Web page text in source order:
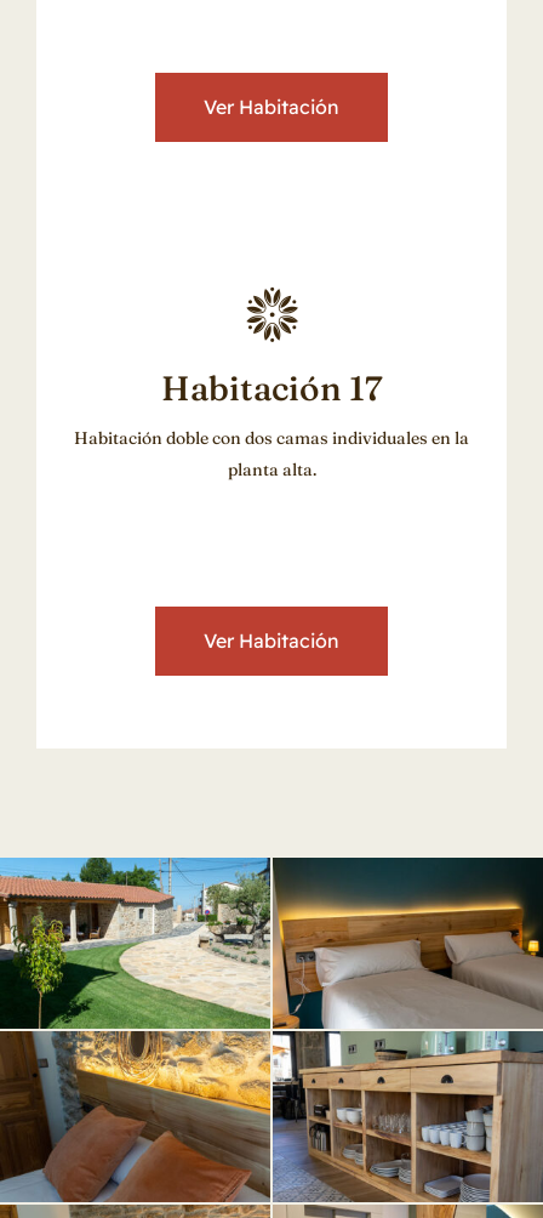
Ver Habitación
Habitación 17
Habitación doble con dos camas individuales en la
planta alta.
Ver Habitación